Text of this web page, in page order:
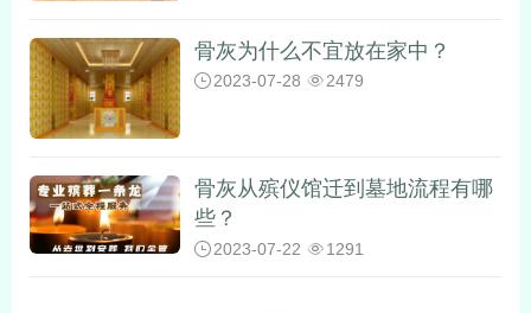
骨灰为什么不宜放在家中？
2023-07-28 2479
骨灰从殡仪馆迁到墓地流程有哪
些？
2023-07-22 1291